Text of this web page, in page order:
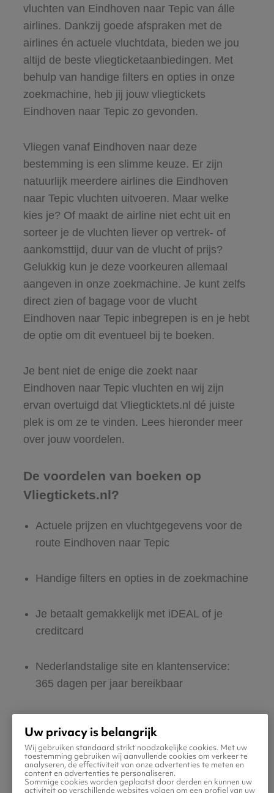
vluchten van Eindhoven naar Tepic van álle
airlines. Dankzij goede afspraken met de
airlines én actuele vluchtdata, bieden we jou
altijd de beste vliegticketaanbiedingen. Met
behulp van handige filters en opties in onze
zoekmachine, heb jij jouw vliegtickets
Eindhoven naar Tepic zo gevonden.
Vliegen vanaf Eindhoven naar deze
bestemming is een slimme keuze. Er zijn
natuurlijk meerdere airlines die Eindhoven
naar Tepic vluchten uitvoeren. Maar welke
kies je? Of maakt de airline niet echt uit en
sorteer je de vluchten liever op vertrek- of
aankomsttijd, duur van de vlucht of prijs?
Gelukkig kun je deze voorkeuren allemaal
aangeven in onze zoekmachine. Je kunt zelfs
direct zien of bagage voor de vlucht
Eindhoven naar Tepic inbegrepen is en je hebt
de optie om dit eventueel bij te boeken.
Je bent niet de enige die zoekt naar
Eindhoven naar Tepic vluchten en wij zijn
ervan overtuigd dat Vliegticktets.nl dé juiste
plek is om ze te vinden. Lees hieronder meer
over jouw voordelen.
De voordelen van boeken op
Vliegtickets.nl?
Actuele prijzen en vluchtgegevens voor de
route Eindhoven naar Tepic
Handige filters en opties in de zoekmachine
Je betaalt gemakkelijk met iDEAL of je
creditcard
Nederlandstalige site en klantenservice:
365 dagen per jaar bereikbaar
Boek ook direct een hotel of huurauto voor
in Tepic
Uw privacy is belangrijk
Wij gebruiken standaard strikt noodzakelijke cookies. Met uw
toestemming gebruiken wij aanvullende cookies om verkeer te
analyseren, de effectiviteit van onze advertenties te meten en
content en advertenties te personaliseren.
Sommige cookies worden geplaatst door derden en kunnen uw
activiteit op verschillende websites volgen om een profiel van uw